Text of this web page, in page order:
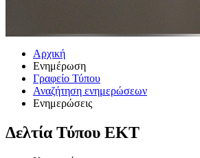
Αρχική
Ενημέρωση
Γραφείο Τύπου
Αναζήτηση ενημερώσεων
Ενημερώσεις
Δελτία Τύπου ΕΚΤ